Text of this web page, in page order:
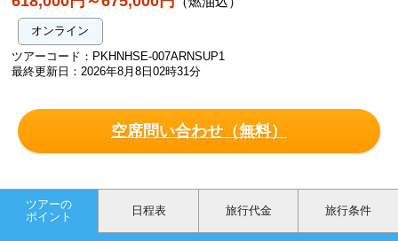
オンライン
ツアーコード：PKHNHSE-007ARNSUP1
最終更新日：2026年8月8日02時31分
空席問い合わせ（無料）
ツアーの
ポイント
日程表 旅行代金 旅行条件